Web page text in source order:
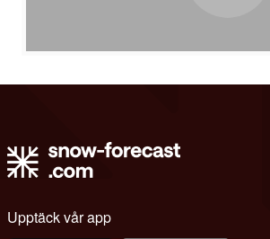
Upptäck vår app